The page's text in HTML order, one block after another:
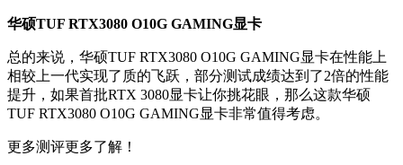
华硕TUF RTX3080 O10G GAMING显卡
总的来说，华硕TUF RTX3080 O10G GAMING显卡在性能上
相较上一代实现了质的飞跃，部分测试成绩达到了2倍的性能
提升，如果首批RTX 3080显卡让你挑花眼，那么这款华硕
TUF RTX3080 O10G GAMING显卡非常值得考虑。
更多测评更多了解！